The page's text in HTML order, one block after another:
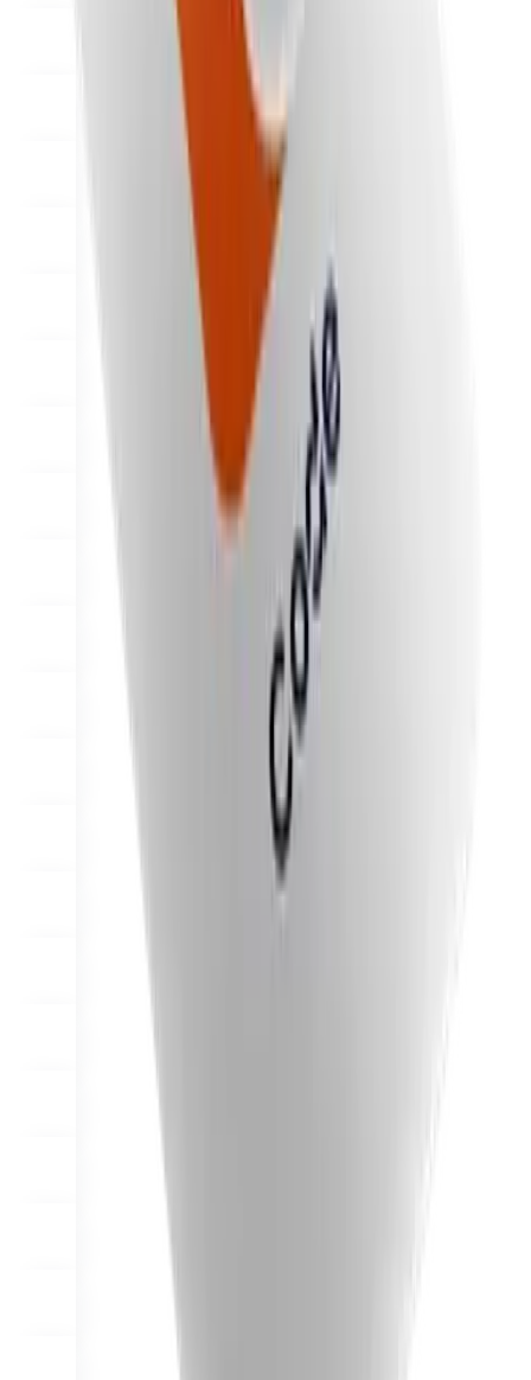
Povestea din spatele unui sistem de operare pentru finalizarea
comenzilor, construit pentru orice afacere